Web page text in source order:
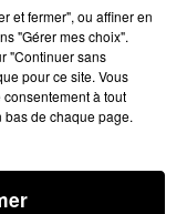
À 10H00
et fermer", ou affiner en
"Gérer mes choix".
"Continuer sans
pour ce site. Vous
à tout
bas de chaque page.